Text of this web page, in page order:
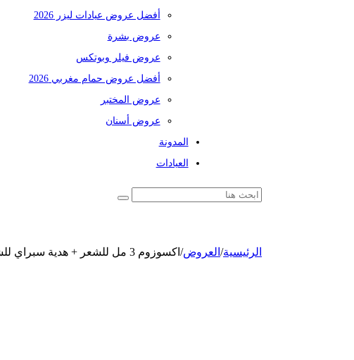
أفضل عروض عيادات ليزر 2026
عروض بشرة
عروض فيلر وبوتكس
أفضل عروض حمام مغربي 2026
عروض المختبر
عروض أسنان
المدونة
العيادات
الرئيسية/ العروض/ اكسوزوم 3 مل للشعر + هدية سبراي للشعر